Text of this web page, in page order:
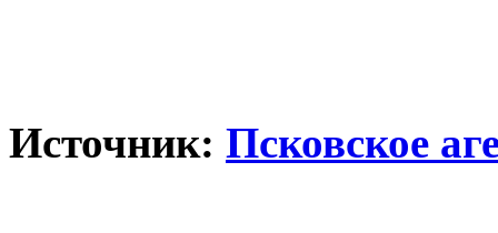
Источник: Псковское